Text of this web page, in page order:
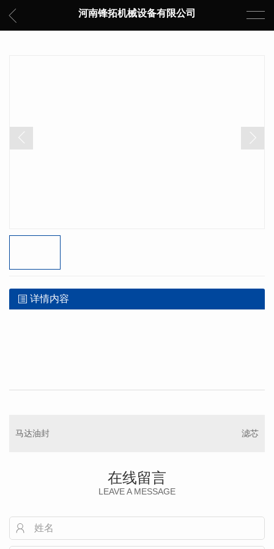
河南锋拓机械设备有限公司
详情内容
马达油封 滤芯
在线留言
LEAVE A MESSAGE